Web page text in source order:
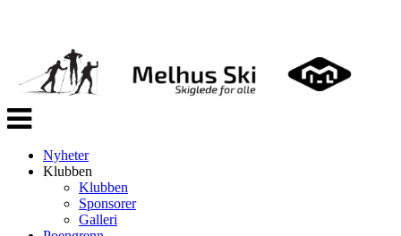
Veksle
navigasjon
Nyheter
Klubben
Klubben
Sponsorer
Galleri